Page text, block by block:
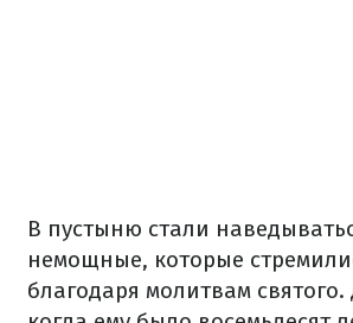
В пустыню стали
немощные, которые
благодаря молитвам